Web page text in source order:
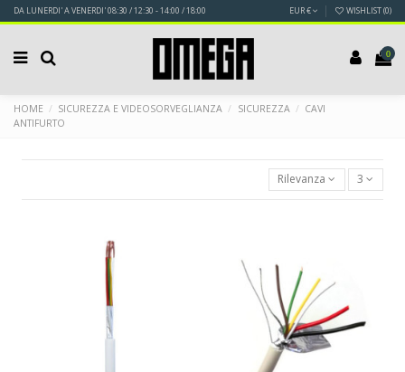
DA LUNERDI' A VENERDI' 08:30 / 12:30 - 14:00 / 18:00 EUR € WISHLIST (0)
0
HOME SICUREZZA E VIDEOSORVEGLIANZA SICUREZZA
CAVI
ANTIFURTO
Rilevanza 3